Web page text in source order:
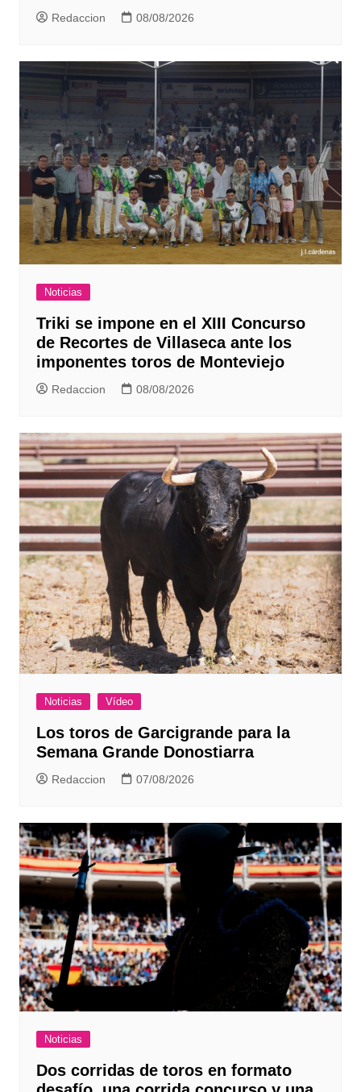
Redaccion 08/08/2026
Noticias
Triki se impone en el XIII Concurso
de Recortes de Villaseca ante los
imponentes toros de Monteviejo
Redaccion 08/08/2026
Noticias Vídeo
Los toros de Garcigrande para la
Semana Grande Donostiarra
Redaccion 07/08/2026
Noticias
Dos corridas de toros en formato